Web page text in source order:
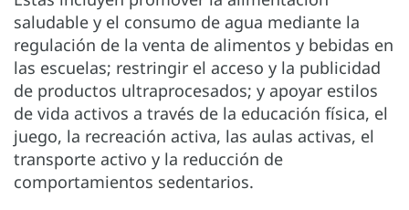
saludable y el consumo de agua mediante la
regulación de la venta de alimentos y bebidas en
las escuelas; restringir el acceso y la publicidad
de productos ultraprocesados; y apoyar estilos
de vida activos a través de la educación física, el
juego, la recreación activa, las aulas activas, el
transporte activo y la reducción de
comportamientos sedentarios.